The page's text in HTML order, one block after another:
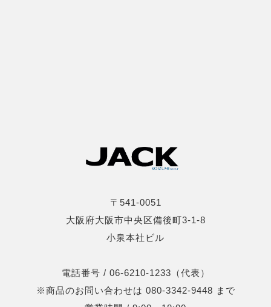
〒541-0051
大阪府大阪市中央区備後町3-1-8
小泉本社ビル
電話番号 / 06-6210-1233（代表）
※商品のお問い合わせは 080-3342-9448 まで